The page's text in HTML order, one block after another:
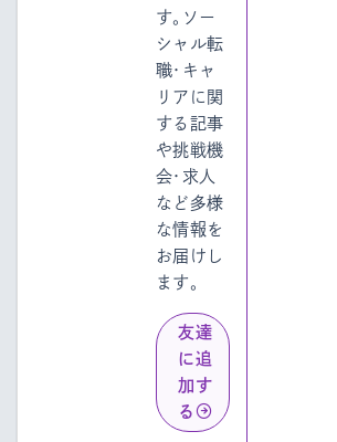
す。ソー
シャル転
職・キャ
リアに関
する記事
や挑戦機
会・求人
など多様
な情報を
お届けし
ます。
友達
に追
加す
る